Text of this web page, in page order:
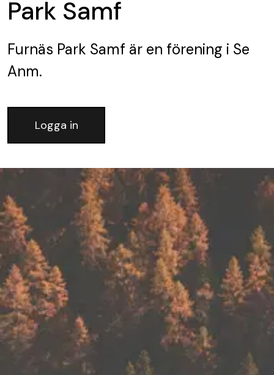
Park Samf
Furnäs Park Samf är en förening i Se
Anm.
Logga in